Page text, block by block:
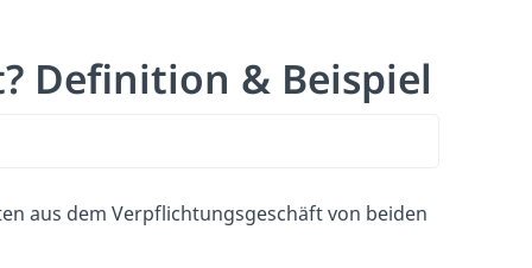
Definition & Beispiel
aus dem Verpflichtungsgeschäft von beiden